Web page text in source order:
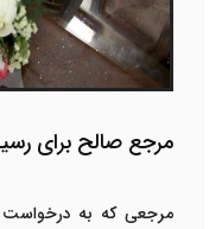
مرجع صالح برای
مرجعی که به